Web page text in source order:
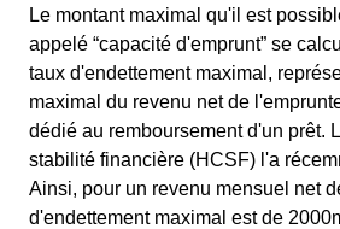
Le montant maximal qu'il est
appelé “capacité d'emprunt” se
taux d'endettement maximal,
maximal du revenu net de
dédié au remboursement d'un prêt.
stabilité financière (HCSF) l'a
Ainsi, pour un revenu mensuel net
d'endettement maximal est de